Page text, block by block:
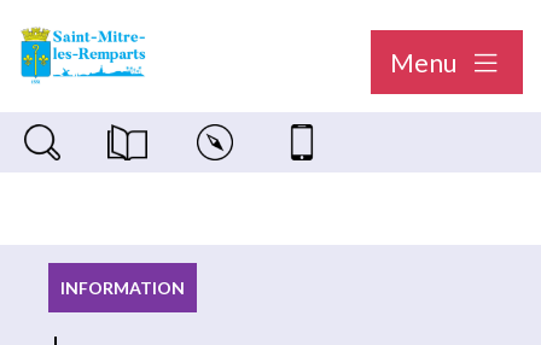
Menu
Recherche sur le siteMagazine municipal "Le Saint-Mitréen"
Carte interactiveNous contacter
INFORMATION